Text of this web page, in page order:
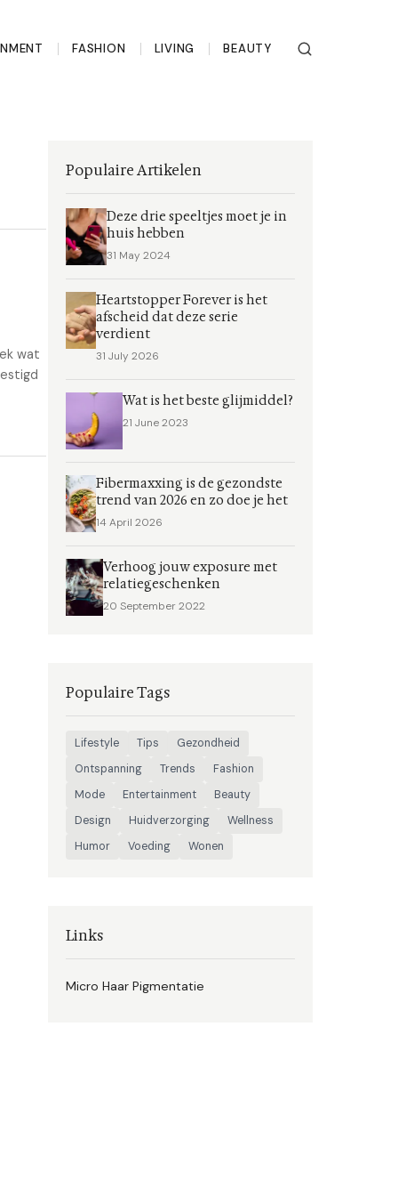
FASHION LIVING BEAUTY
wat
Populaire Artikelen
Deze drie speeltjes moet je in
huis hebben
31 May 2024
Heartstopper Forever is het
afscheid dat deze serie
verdient
31 July 2026
Wat is het beste glijmiddel?
21 June 2023
Fibermaxxing is de gezondste
trend van 2026 en zo doe je het
14 April 2026
Verhoog jouw exposure met
relatiegeschenken
20 September 2022
Populaire Tags
Lifestyle Tips
Gezondheid
Ontspanning
Trends
Fashion
Mode
Entertainment
Beauty
Design
Huidverzorging
Wellness
Humor
Voeding Wonen
Links
Micro Haar Pigmentatie